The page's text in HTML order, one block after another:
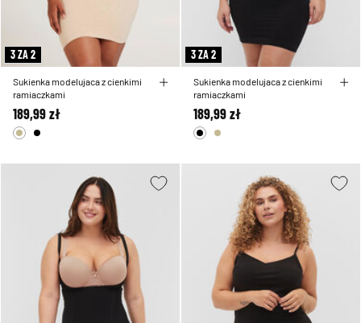
3 ZA 2
Sukienka modelujaca z cienkimi
ramiaczkami
189,99 zł
3 ZA 2
Sukienka modelujaca z cienkimi
ramiaczkami
189,99 zł